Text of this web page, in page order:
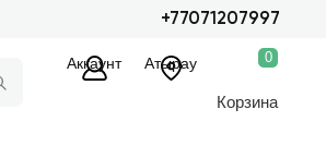
+77071207997
Аккаунт Атырау 0
Корзина